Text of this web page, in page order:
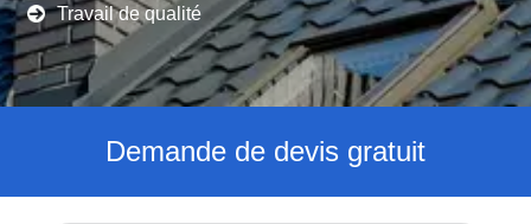
Travail de qualité
Demande de devis gratuit